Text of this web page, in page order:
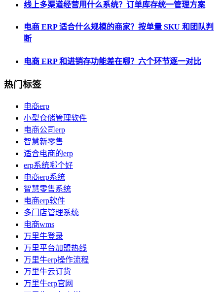
线上多渠道经营用什么系统？订单库存统一管理方案
电商 ERP 适合什么规模的商家？按单量 SKU 和团队判
断
电商 ERP 和进销存功能差在哪？六个环节逐一对比
热门标签
电商erp
小型仓储管理软件
电商公司erp
智慧新零售
适合电商的erp
erp系统哪个好
电商erp系统
智慧零售系统
电商erp软件
多门店管理系统
电商wms
万里牛登录
万里平台加盟热线
万里牛erp操作流程
万里牛云订货
万里牛erp官网